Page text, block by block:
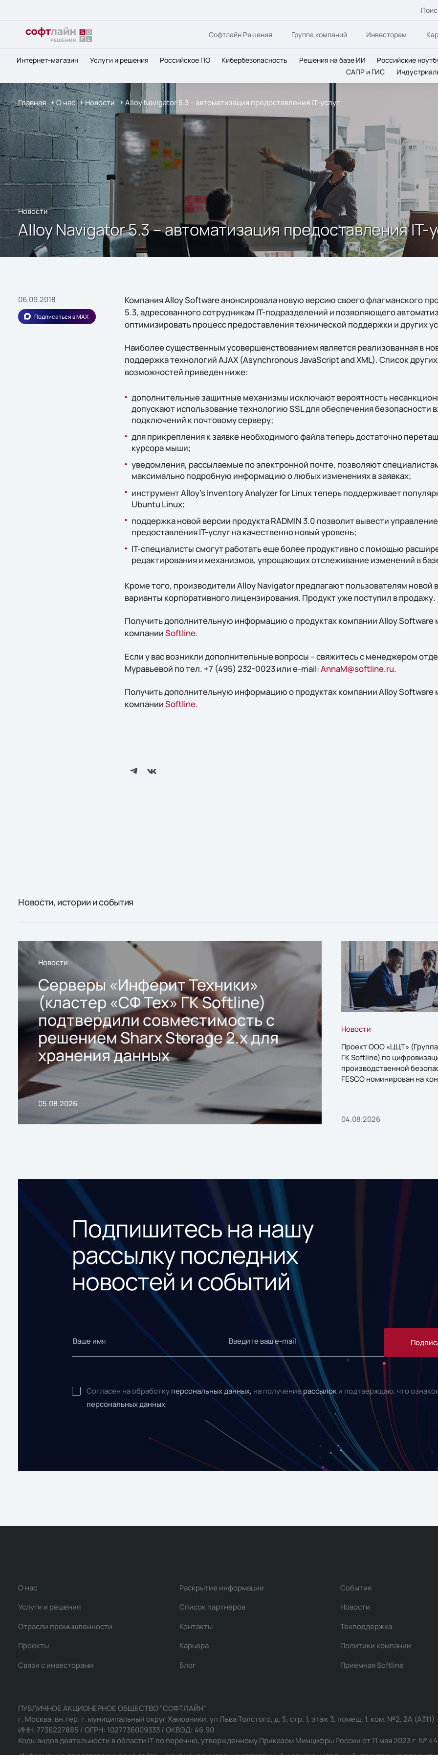
Софтлайн Решения Группа компаний Инвесторам
Интернет-магазин Услуги и решения Российское ПО Кибербезопасность Решения на базе ИИ Российские
САПР и ГИС
Главная О нас Новости Alloy Navigator 5.3 – автоматизация предоставления IT-услуг
Новости
Alloy Navigator 5.3 – автоматизация предоставления IT-
06.09.2018
Подписаться в MAX
Компания Alloy Software анонсировала новую версию своего флагманского
5.3, адресованного сотрудникам IT-подразделений и позволяющего
оптимизировать процесс предоставления технической поддержки и других
Наиболее существенным усовершенствованием является реализованная в
поддержка технологий AJAX (Asynchronous JavaScript and XML). Список
возможностей приведен ниже:
дополнительные защитные механизмы исключают вероятность
допускают использование технологию SSL для обеспечения безопасности
подключений к почтовому серверу;
для прикрепления к заявке необходимого файла теперь достаточно
курсора мыши;
уведомления, рассылаемые по электронной почте, позволяют
максимально подробную информацию о любых изменениях в заявках;
инструмент Alloy's Inventory Analyzer for Linux теперь поддерживает
Ubuntu Linux;
поддержка новой версии продукта RADMIN 3.0 позволит вывести
предоставления IT-услуг на качественно новый уровень;
IT-специалисты смогут работать еще более продуктивно с помощью
редактирования и механизмов, упрощающих отслеживание изменений в
Кроме того, производители Alloy Navigator предлагают пользователям новой
варианты корпоративного лицензирования. Продукт уже поступил в продажу.
Получить дополнительную информацию о продуктах компании Alloy Software
компанииSoftline.
Если у вас возникли дополнительные вопросы – свяжитесь с менеджером
Муравьевой по тел. +7 (495) 232-0023 или e-mail:AnnaM@softline.ru.
Получить дополнительную информацию о продуктах компании Alloy Software
компанииSoftline.
Новости, истории и события
Новости
Серверы «Инферит Техники»
(кластер «СФ Тех» ГК Softline)
подтвердили совместимость с
решением Sharx Storage 2.x для
хранения данных
05.08.2026
Новости
Проект ООО «ЦЦТ»
ГК Softline) по
производственной
FESCO номинирован на
04.08.2026
Подпишитесь на нашу
рассылку последних
новостей и событий
Согласен на обработку персональных данных, на получениерассылок и подтверждаю, что
персональных данных
О нас
Услуги и решения
Отрасли промышленности
Проекты
Связи с инвесторами
Раскрытие информации
Список партнеров
Контакты
Карьера
Блог
События
Новости
Техподдержка
Политики компании
Приемная Softline
ПУБЛИЧНОЕ АКЦИОНЕРНОЕ ОБЩЕСТВО "СОФТЛАЙН"
г. Москва, вн.тер. г. муниципальный округ Хамовники, ул Льва Толстого, д. 5, стр. 1, этаж 3, помещ. 1, ком. №2, 2А (А311)
ИНН: 7736227885 / ОГРН: 1027736009333 / ОКВЭД: 46.90
Коды видов деятельности в области IT по перечню, утвержденному Приказом Минцифры России от 11 мая 2023 г. №